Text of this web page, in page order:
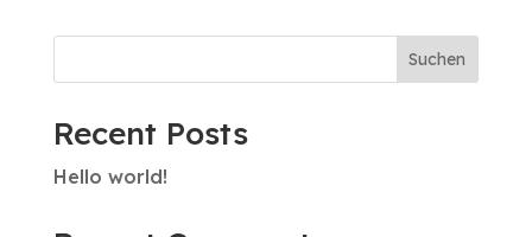
Suchen
Recent Posts
Hello world!